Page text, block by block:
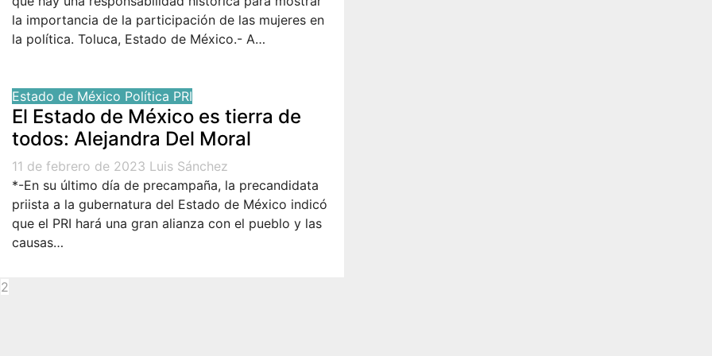
la importancia de la participación de las mujeres en
la política. Toluca, Estado de México.- A…
Estado de México Política PRI
El Estado de México es tierra de
todos: Alejandra Del Moral
11 de febrero de 2023 Luis Sánchez
*-En su último día de precampaña, la precandidata
priista a la gubernatura del Estado de México indicó
que el PRI hará una gran alianza con el pueblo y las
causas…
2